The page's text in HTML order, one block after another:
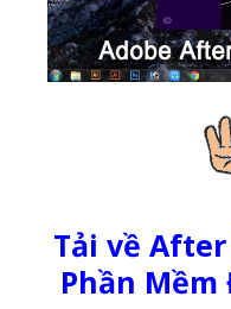
Tải về After
Phần